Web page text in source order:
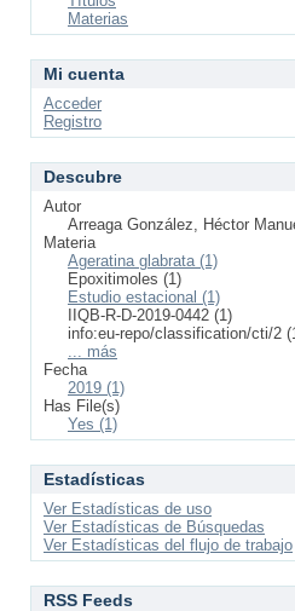
Materias
Mi cuenta
Acceder
Registro
Descubre
Autor
Arreaga González, Héctor
Materia
Ageratina glabrata (1)
Epoxitimoles (1)
Estudio estacional (1)
IIQB-R-D-2019-0442 (1)
info:eu-repo/classification/cti/2
... más
Fecha
2019 (1)
Has File(s)
Yes (1)
Estadísticas
Ver Estadísticas de uso
Ver Estadísticas de Búsquedas
Ver Estadísticas del flujo de trabajo
RSS Feeds